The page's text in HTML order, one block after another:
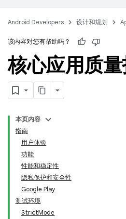
Android Developers 设计和规划
该内容对您有帮助吗？
核心应用质
本页内容
指南
用户体验
功能
性能和稳定性
隐私保护和安全性
Google Play
测试环境
StrictMode